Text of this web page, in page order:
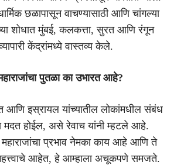
छळापासून वाचण्यासाठी आणि चांगल्या
शोधात मुंबई, कलकत्ता, सुरत आणि रंगून
केंद्रांमध्ये वास्तव्य केले.
पुतळा का उभारत आहे?
आणि इस्रायल यांच्यातील लोकांमधील संबंध
मदत होईल, असे रेवाच यांनी म्हटले आहे.
महाराजांचा प्रभाव नेमका काय आहे आणि ते
महत्त्वाचे आहेत, हे आम्हाला अचूकपणे समजते.